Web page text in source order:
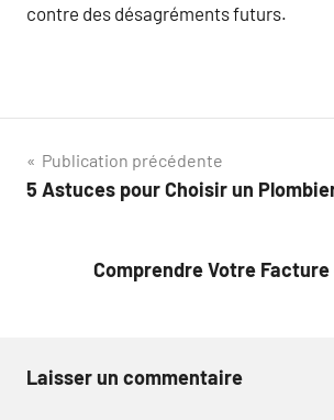
contre des désagréments futurs.
Navigation
de
Publication précédente
5 Astuces pour Choisir un
Comprendre Votre
Laisser un commentaire